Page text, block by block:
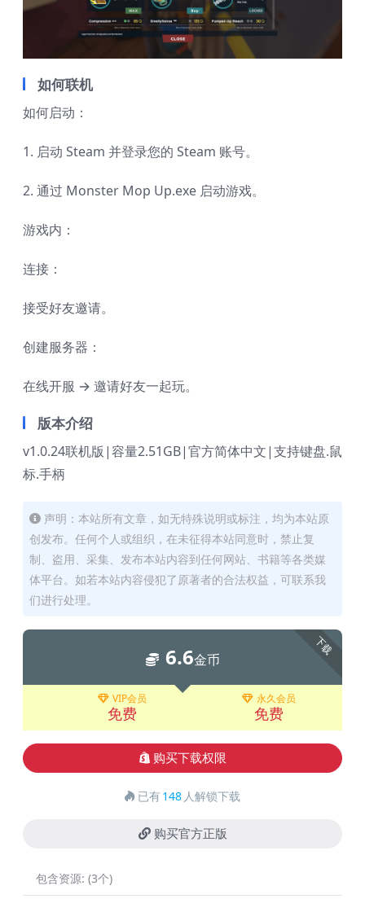
如何联机
如何启动：
1. 启动 Steam 并登录您的 Steam 账号。
2. 通过 Monster Mop Up.exe 启动游戏。
游戏内：
连接：
接受好友邀请。
创建服务器：
在线开服 → 邀请好友一起玩。
版本介绍
v1.0.24联机版|容量2.51GB|官方简体中文|支持键盘.鼠
标.手柄
声明：本站所有文章，如无特殊说明或标注，均为本站原
创发布。任何个人或组织，在未征得本站同意时，禁止复
制、盗用、采集、发布本站内容到任何网站、书籍等各类媒
体平台。如若本站内容侵犯了原著者的合法权益，可联系我
们进行处理。
下载
6.6金币
VIP会员
免费
永久会员
免费
购买下载权限
已有148 人解锁下载
购买官方正版
包含资源: (3个)